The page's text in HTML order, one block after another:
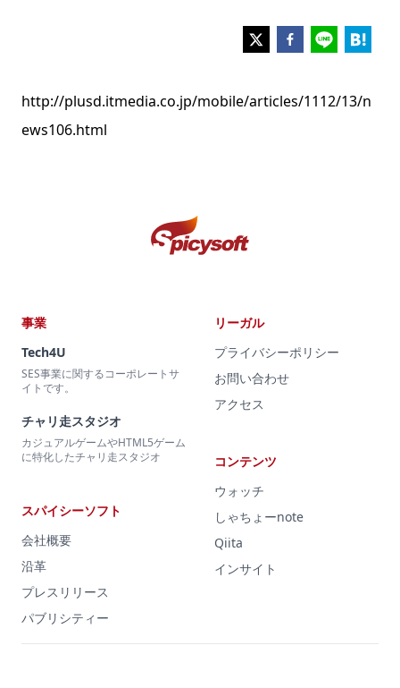
http://plusd.itmedia.co.jp/mobile/articles/1112/13/n
ews106.html
事業
Tech4U
SES事業に関するコーポレートサ
イトです。
チャリ走スタジオ
カジュアルゲームやHTML5ゲーム
に特化したチャリ走スタジオ
スパイシーソフト
会社概要
沿革
プレスリリース
パブリシティー
リーガル
プライバシーポリシー
お問い合わせ
アクセス
コンテンツ
ウォッチ
しゃちょーnote
Qiita
インサイト